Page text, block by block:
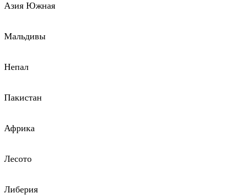
Азия Южная
Мальдивы
Непал
Пакистан
Африка
Лесото
Либерия